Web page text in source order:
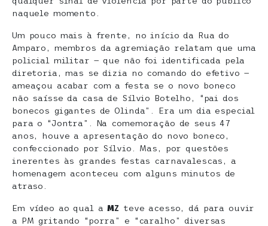
naquele momento.
Um pouco mais à frente, no início da Rua do
Amparo, membros da agremiação relatam que uma
policial militar — que não foi identificada pela
diretoria, mas se dizia no comando do efetivo —
ameaçou acabar com a festa se o novo boneco
não saísse da casa de Sílvio Botelho, “pai dos
bonecos gigantes de Olinda”. Era um dia especial
para o “Jontra”. Na comemoração de seus 47
anos, houve a apresentação do novo boneco,
confeccionado por Sílvio. Mas, por questões
inerentes às grandes festas carnavalescas, a
homenagem aconteceu com alguns minutos de
atraso.
Em vídeo ao qual aMZ teve acesso, dá para ouvir
a PM gritando “porra” e “caralho” diversas